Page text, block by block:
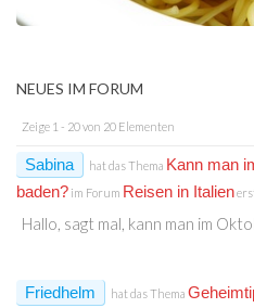
NEUES IM FORUM
Zeige 1 - 20 von 20 Elementen
Sabina hat das Thema Kann man
baden? im Forum Reisen in Italien
Hallo, sagt mal, kann man im
Friedhelm hat das Thema